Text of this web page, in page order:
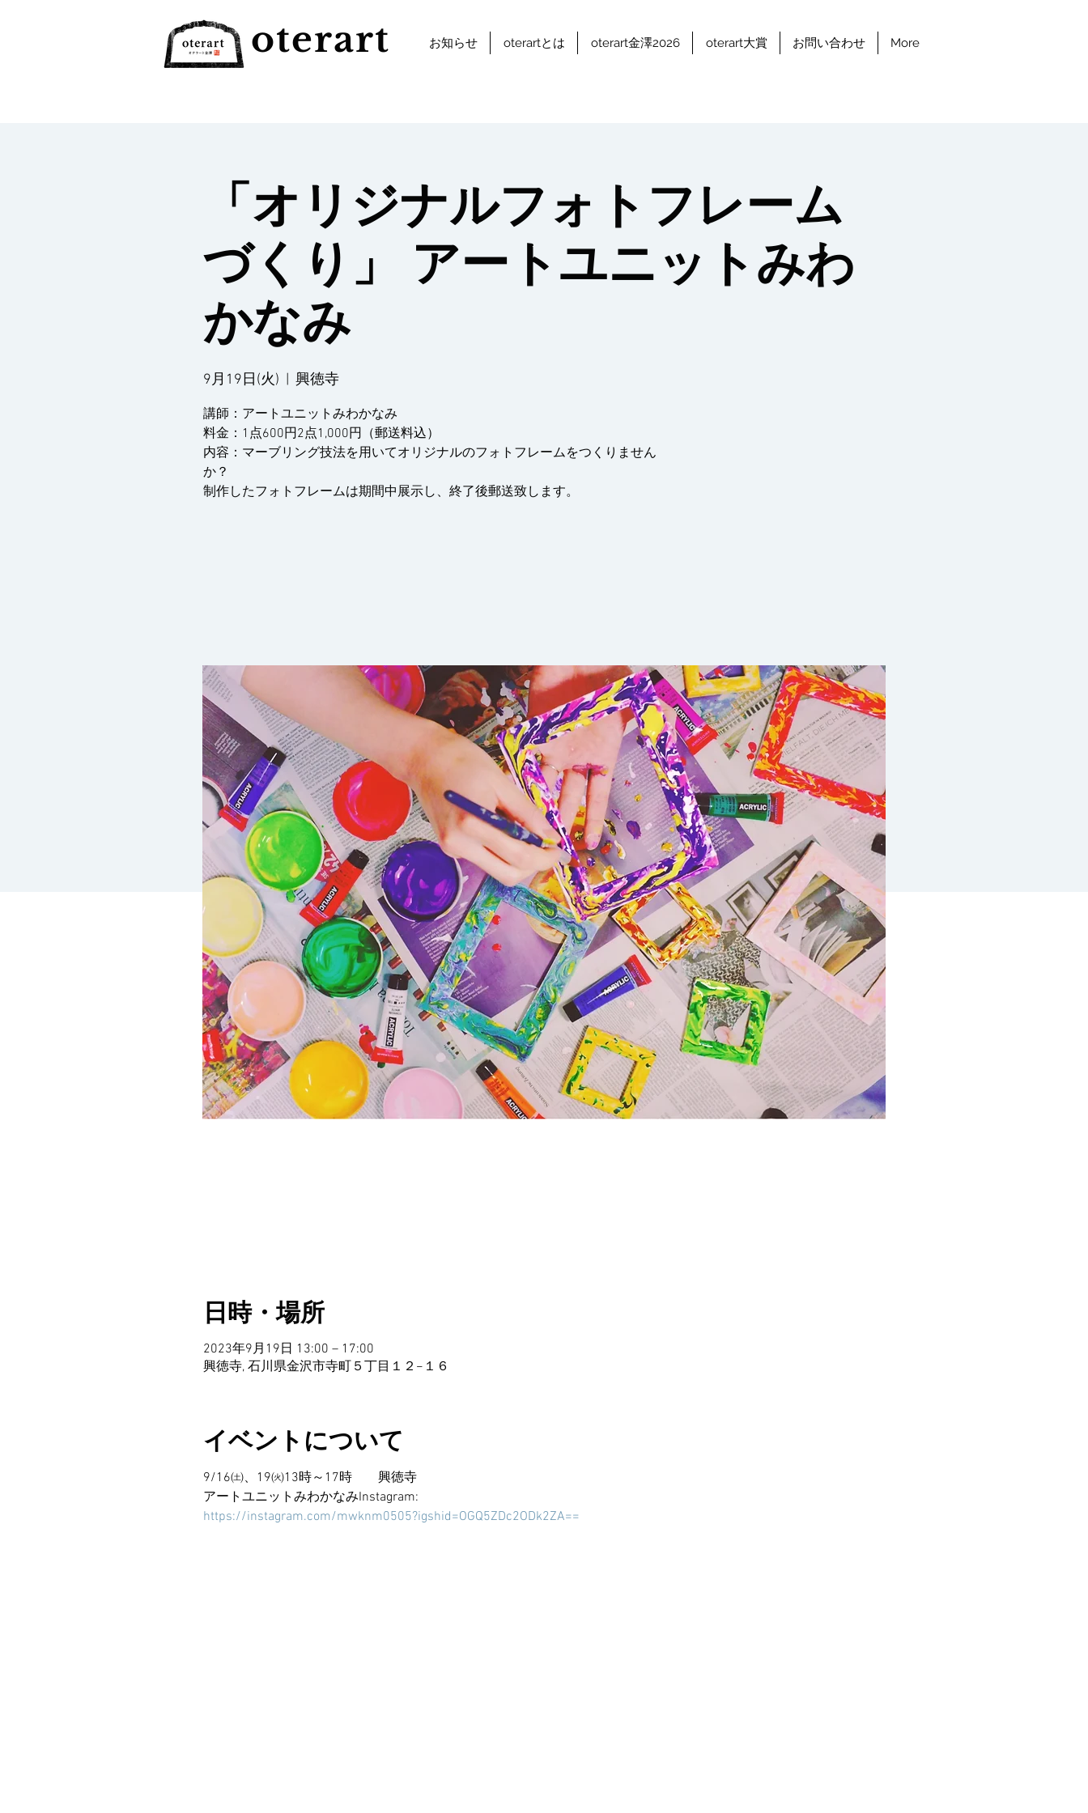
oterart お知らせ oterartとは oterart金澤2026 oterart大賞 お問い合わせ More
「オリジナルフォトフレーム
づくり」 アートユニットみわ
かなみ
9月19日(火) 興徳寺
講師：アートユニットみわかなみ
料金：1点600円2点1,000円（郵送料込）
内容：マーブリング技法を用いてオリジナルのフォトフレームをつくりません
か？
日時・場所
2023年9月19日 13:00 – 17:00
興徳寺, 石川県金沢市寺町５丁目１２−１６
イベントについて
9/16㈯、19㈫13時～17時　　興徳寺
アートユニットみわかなみInstagram:
https://instagram.com/mwknm0505?igshid=OGQ5ZDc2ODk2ZA==